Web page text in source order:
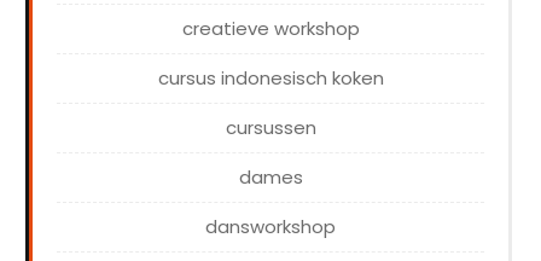
creatieve workshop
cursus indonesisch koken
cursussen
dames
dansworkshop